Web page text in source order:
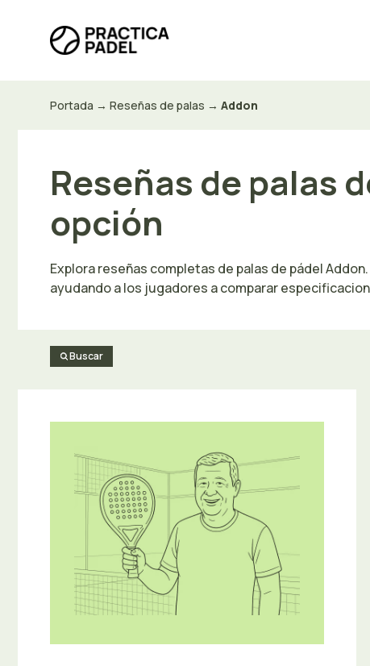
contenido
Portada → Reseñas de palas → Addon
Reseñas de palas
opción
Explora reseñas completas de palas de pádel
ayudando a los jugadores a comparar
Buscar